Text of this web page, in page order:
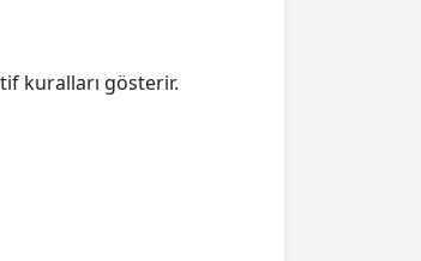
kuralları gösterir.